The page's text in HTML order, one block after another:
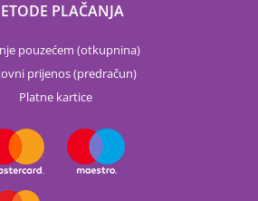
PLAČANJA
pouzećem (otkupnina)
prijenos (predračun)
Platne kartice